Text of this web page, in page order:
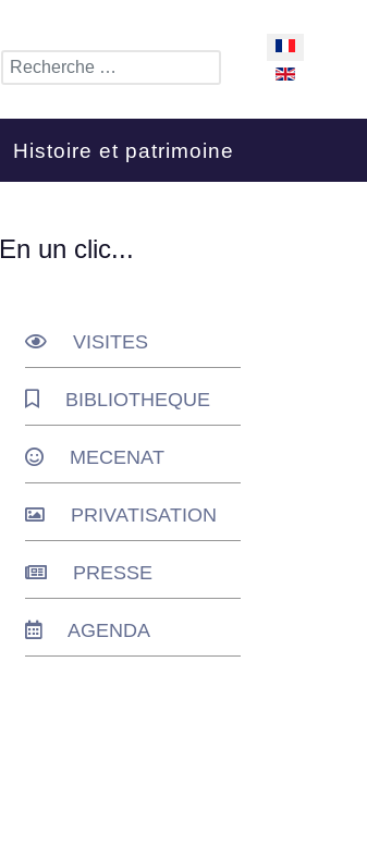
Rechercher
Sélectionnez
Histoire et patrimoine
En un clic...
VISITES
BIBLIOTHEQUE
MECENAT
PRIVATISATION
PRESSE
AGENDA